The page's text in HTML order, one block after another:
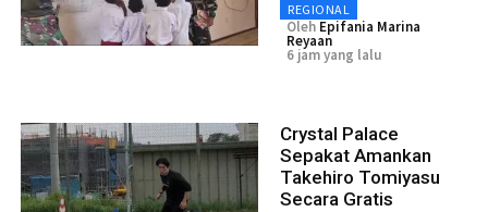
REGIONAL
Oleh Epifania Marina
Reyaan
6 jam yang lalu
Crystal Palace
Sepakat Amankan
Takehiro Tomiyasu
Secara Gratis